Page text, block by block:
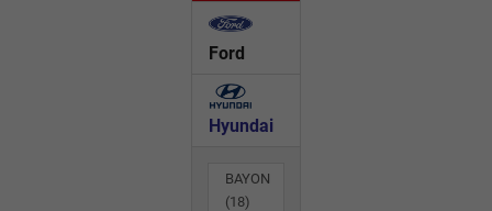
Ford
Hyundai
BAYON
(18)